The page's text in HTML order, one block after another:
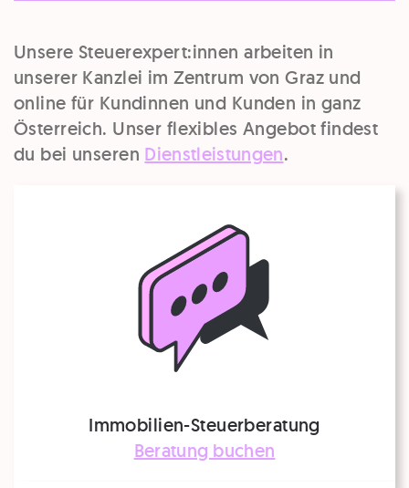
Unsere Steuerexpert:innen arbeiten in
unserer Kanzlei im Zentrum von Graz und
online für Kundinnen und Kunden in ganz
Österreich. Unser flexibles Angebot findest
du bei unseren Dienstleistungen.
Immobilien-Steuerberatung
Beratung buchen